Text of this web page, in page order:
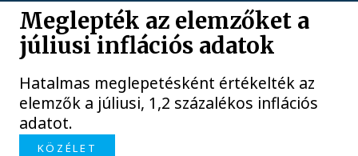
Meglepték az elemzőket a
júliusi inflációs adatok
Hatalmas meglepetésként értékelték az
elemzők a júliusi, 1,2 százalékos inflációs
adatot.
KÖZÉLET